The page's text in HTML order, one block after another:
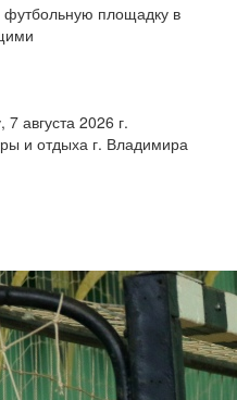
футбольную площадку в
августа 2026 г.
и отдыха г. Владимира